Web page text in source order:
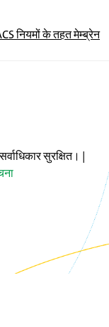
नियमों के तहत मेम्ब्रेन
सुरक्षित। |